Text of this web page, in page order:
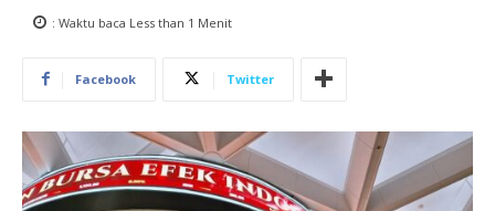
: Waktu baca Less than 1 Menit
Facebook Twitter